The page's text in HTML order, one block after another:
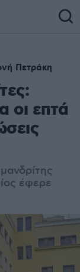
Πετράκη
οι επτά
έφερε